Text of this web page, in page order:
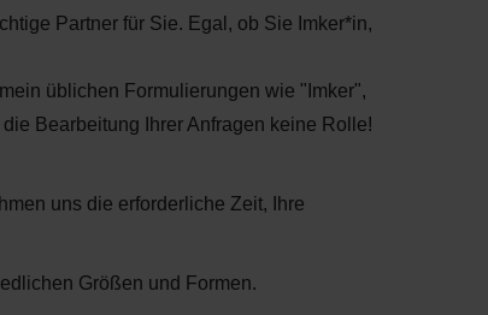
Partner für Sie. Egal, ob Sie Imker*in,
üblichen Formulierungen wie "Imker",
Bearbeitung Ihrer Anfragen keine Rolle!
uns die erforderliche Zeit, Ihre
Größen und Formen.